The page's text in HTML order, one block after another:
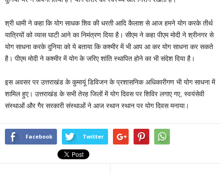
श्री धामी ने कहा कि योग साधक शिव की धरती आदि कैलाश से आज हमने योग करके तीर्थ
यात्रियों को व्यास घाटी आने का निमंत्रण दिया है। सीएम ने कहा पीएम मोदी ने श्रीनगर से
योग साधना करके दुनिया को ये बताया कि कश्मीर में भी आप आ कर योग साधना कर सकते
है। पीएम मोदी ने कश्मीर में योग के जरिए शांति स्थापित होने का भी संदेश दिया है।
इस अवसर पर उत्तराखंड के कुमायूं डिविजन के प्रशासनिक अधिकारीगण भी योग साधना में
शामिल हुए। उत्तराखंड के सभी तेरह जिलों में योग दिवस पर शिविर लगाए गए, स्वयंसेवी
संस्थाओं और गैर सरकारी संस्थाओं ने आज स्थान स्थान पर योग दिवस मनाया।
Facebook Twitter